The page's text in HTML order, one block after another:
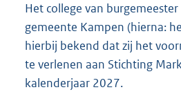
Het college van
gemeente Kampen (hierna:
hierbij bekend dat zij het
te verlenen aan Stichting
kalenderjaar 2027.